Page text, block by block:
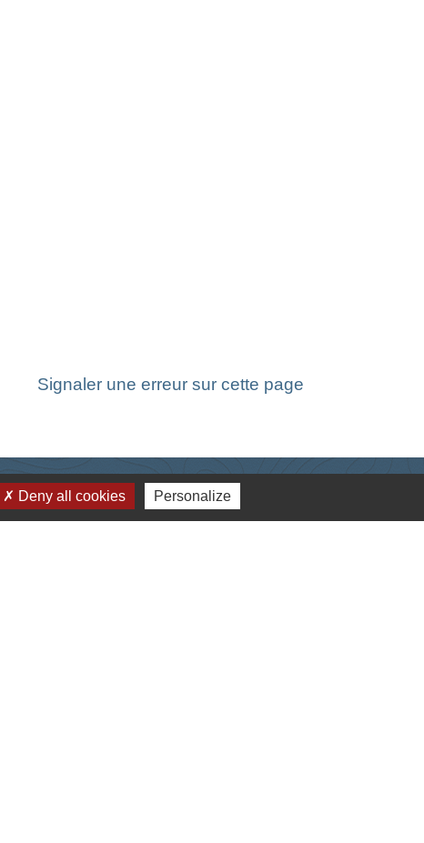
Signaler une erreur sur cette page
Deny all cookies Personalize